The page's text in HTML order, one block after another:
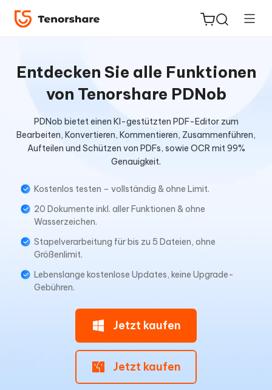
for iOS
Editor
iAnyGo
Entdecken Sie alle Funktionen
von Tenorshare PDNob
PDNob bietet einen KI-gestützten PDF-Editor zum
Bearbeiten, Konvertieren, Kommentieren, Zusammenführen,
Aufteilen und Schützen von PDFs, sowie OCR mit 99%
Genauigkeit.
Kostenlos testen – vollständig & ohne Limit.
20 Dokumente inkl. aller Funktionen & ohne
Wasserzeichen.
Stapelverarbeitung für bis zu 5 Dateien, ohne
Größenlimit.
Lebenslange kostenlose Updates, keine Upgrade-
Gebühren.
Jetzt kaufen
Jetzt kaufen